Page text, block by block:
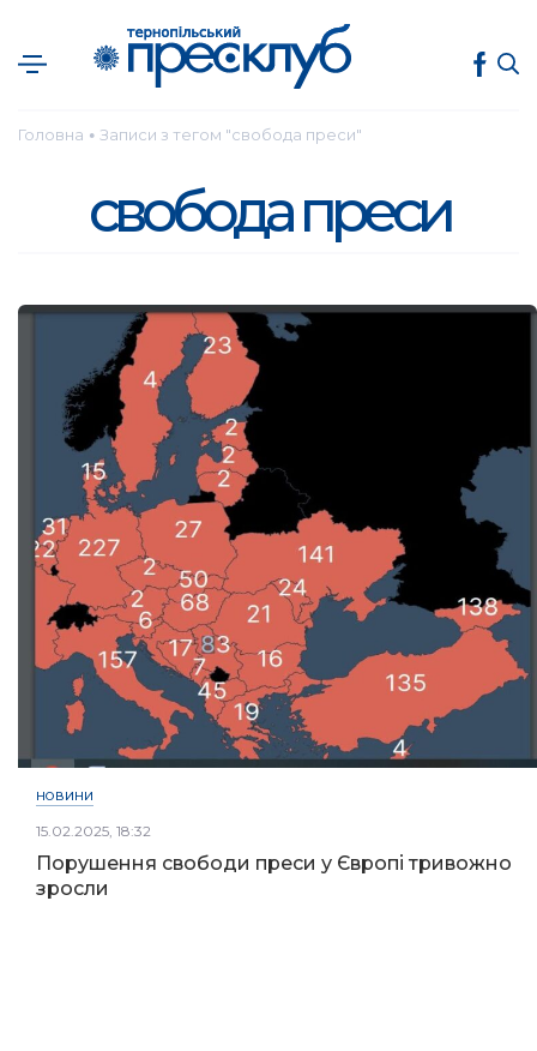
Головна ● Записи з тегом "свобода преси"
свобода преси
НОВИНИ
15.02.2025, 18:32
Порушення свободи преси у Європі тривожно
зросли